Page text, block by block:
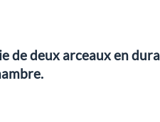
de deux arceaux en